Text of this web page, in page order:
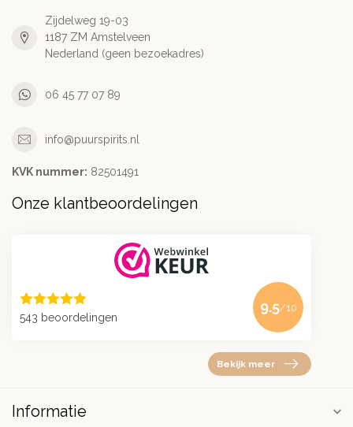
Zijdelweg 19-03
1187 ZM Amstelveen
Nederland (geen bezoekadres)
06 45 77 07 89
info@puurspirits.nl
KVK nummer: 82501491
Onze klantbeoordelingen
543 beoordelingen
9.5/10
Bekijk meer
Informatie